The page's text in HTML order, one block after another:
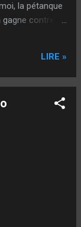
la pétanque
contre
une bonne
Le tireur a
! Puis,
On est
LIRE »